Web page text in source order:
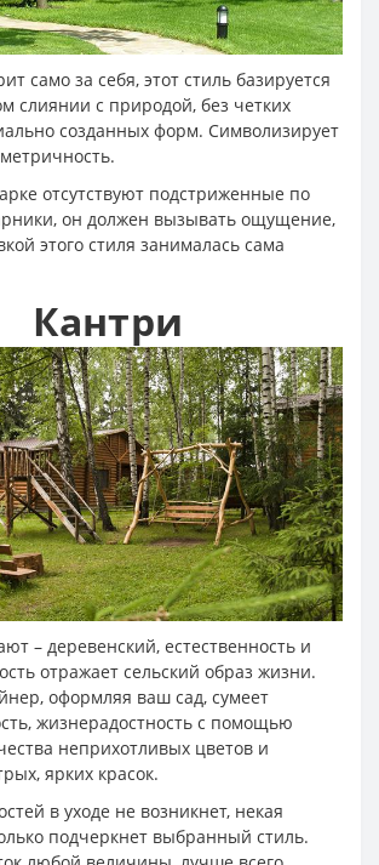
само за себя, этот стиль базируется
слиянии с природой, без четких
созданных форм. Символизирует
отсутствуют подстриженные по
он должен вызывать ощущение,
этого стиля занималась сама
Кантри
– деревенский, естественность и
отражает сельский образ жизни.
оформляя ваш сад, сумеет
жизнерадостность с помощью
неприхотливых цветов и
ярких красок.
в уходе не возникнет, некая
подчеркнет выбранный стиль.